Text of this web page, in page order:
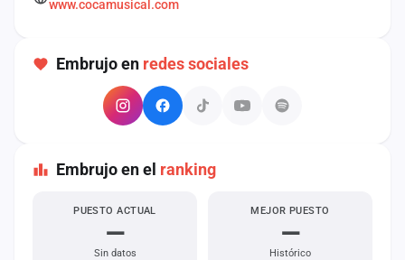
www.cocamusical.com
Embrujo en redes sociales
Embrujo en el ranking
PUESTO ACTUAL
—
Sin datos
MEJOR PUESTO
—
Histórico
cuenta